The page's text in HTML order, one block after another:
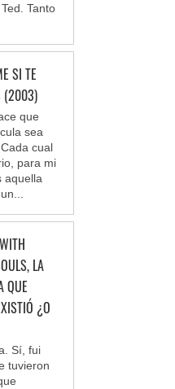
Tanto
SI TE
(2003)
que
sea
cual
para mi
aquella
LA
QUE
¿O
Sí, fui
tuvieron